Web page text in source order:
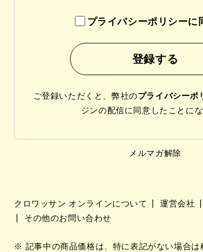
プライバシーポリシーに
ご登録いただくと、弊社のプライバシーポ
ジンの配信に同意したことに
メルマガ解除
クロワッサン オンラインについて 運営会社
その他のお問い合わせ
記事中の商品価格は、特に表記がない場合は